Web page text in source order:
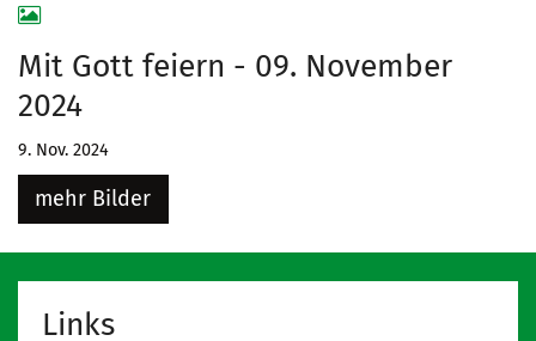
Mit Gott feiern - 09. November
2024
9. Nov. 2024
mehr Bilder
Links